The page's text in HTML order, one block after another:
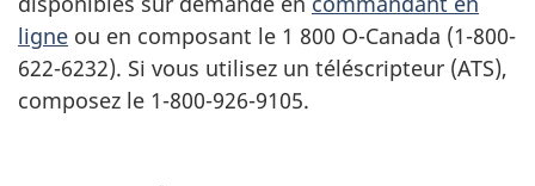
ligne ou en composant le 1 800 O-Canada (1-800-
622-6232). Si vous utilisez un téléscripteur (ATS),
composez le 1-800-926-9105.